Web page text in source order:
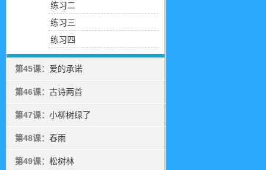
练习二
练习三
练习四
第45课： 爱的承诺
第46课： 古诗两首
第47课： 小柳树绿了
第48课： 春雨
第49课： 松树林